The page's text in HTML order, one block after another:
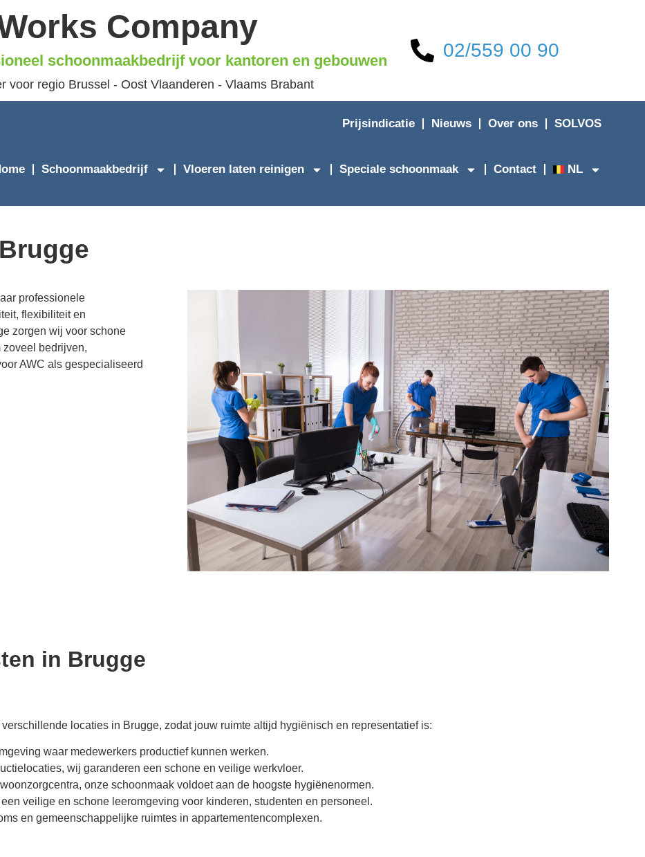
Company
schoonmaakbedrijf voor kantoren en gebouwen
voor regio Brussel - Oost Vlaanderen - Vlaams Brabant
02/559 00 90
Prijsindicatie Nieuws Over ons SOLVOS
Schoonmaakbedrijf Vloeren laten reinigen Speciale schoonmaak Contact NL
professionele
flexibiliteit en
zorgen wij voor schone
bedrijven,
AWC als gespecialiseerd
in Brugge
locaties in Brugge, zodat jouw ruimte altijd hygiënisch en representatief is:
waar medewerkers productief kunnen werken.
wij garanderen een schone en veilige werkvloer.
onze schoonmaak voldoet aan de hoogste hygiënenormen.
veilige en schone leeromgeving voor kinderen, studenten en personeel.
en gemeenschappelijke ruimtes in appartementencomplexen.